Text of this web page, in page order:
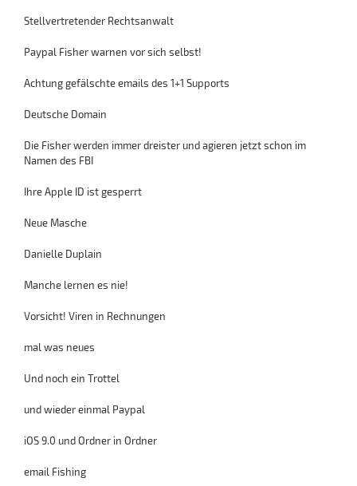
Stellvertretender Rechtsanwalt
Paypal Fisher warnen vor sich selbst!
Achtung gefälschte emails des 1+1 Supports
Deutsche Domain
Die Fisher werden immer dreister und agieren jetzt schon im
Namen des FBI
Ihre Apple ID ist gesperrt
Neue Masche
Danielle Duplain
Manche lernen es nie!
Vorsicht! Viren in Rechnungen
mal was neues
Und noch ein Trottel
und wieder einmal Paypal
iOS 9.0 und Ordner in Ordner
email Fishing